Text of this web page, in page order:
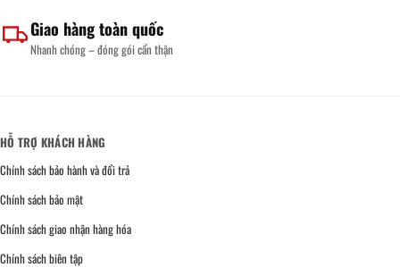
Giao hàng toàn quốc
Nhanh chóng – đóng gói cẩn thận
HỖ TRỢ KHÁCH HÀNG
Chính sách bảo hành và đổi trả
Chính sách bảo mật
Chính sách giao nhận hàng hóa
Chính sách biên tập